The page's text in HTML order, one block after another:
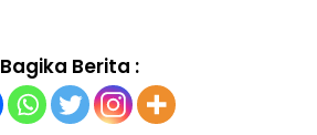
Bagika Berita :